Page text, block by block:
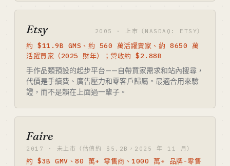
Etsy 2005 · 上市（NASDAQ: ETSY）
約 $11.9B GMS、約 560 萬活躍賣家、約 8650 萬
活躍買家（2025 財年）；營收約 $2.88B
手作品類預設的起步平台——自帶買家需求和站內搜尋，
代價是手續費、廣告壓力和零客戶歸屬。最適合用來驗
證，而不是賴在上面過一輩子。
Faire
2017 · 未上市（估值約 $5.2B，2025 年 11 月）
約 $3B GMV、80 萬+ 零售商、1000 萬+ 品牌-零售